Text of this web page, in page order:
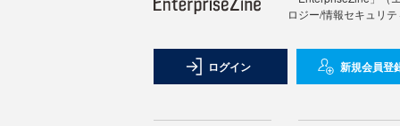
ロジー/情報セキュリ
ログイン 新規会員登